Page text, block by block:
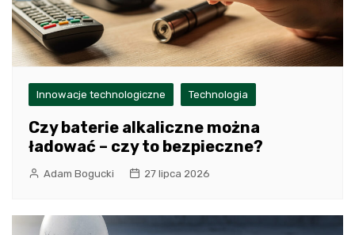
Innowacje technologiczne Technologia
Czy baterie alkaliczne można
ładować – czy to bezpieczne?
Adam Bogucki 27 lipca 2026